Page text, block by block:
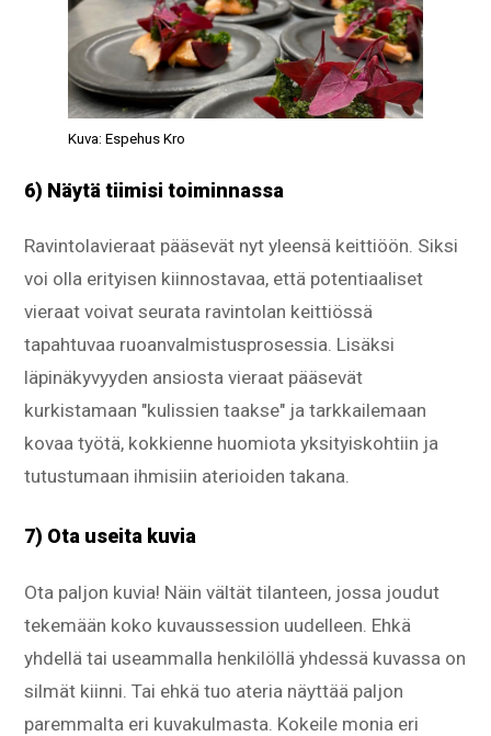
Kuva: Espehus Kro
6) Näytä tiimisi toiminnassa
Ravintolavieraat pääsevät nyt yleensä keittiöön. Siksi
voi olla erityisen kiinnostavaa, että potentiaaliset
vieraat voivat seurata ravintolan keittiössä
tapahtuvaa ruoanvalmistusprosessia. Lisäksi
läpinäkyvyyden ansiosta vieraat pääsevät
kurkistamaan "kulissien taakse" ja tarkkailemaan
kovaa työtä, kokkienne huomiota yksityiskohtiin ja
tutustumaan ihmisiin aterioiden takana.
7) Ota useita kuvia
Ota paljon kuvia! Näin vältät tilanteen, jossa joudut
tekemään koko kuvaussession uudelleen. Ehkä
yhdellä tai useammalla henkilöllä yhdessä kuvassa on
silmät kiinni. Tai ehkä tuo ateria näyttää paljon
paremmalta eri kuvakulmasta. Kokeile monia eri